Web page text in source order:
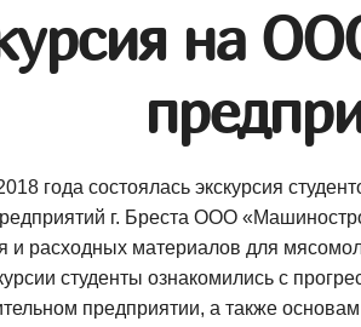
на
года состоялась экскурсия
г. Бреста ООО
и расходных материалов для
студенты ознакомились с
предприятии, а также